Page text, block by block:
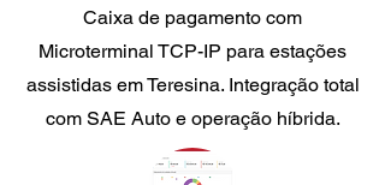
Caixa de pagamento com
Microterminal TCP-IP para estações
assistidas em Teresina. Integração total
com SAE Auto e operação híbrida.